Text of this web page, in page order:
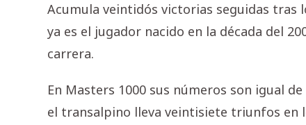
Acumula veintidós victorias seguidas
ya es el jugador nacido en la década del
carrera.
En Masters 1000 sus números son igual
el transalpino lleva veintisiete triunfos en